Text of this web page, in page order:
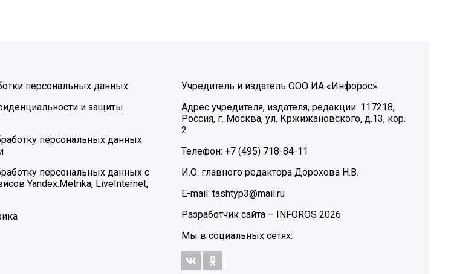
персональных данных
и защиты
персональных данных
персональных данных с
Yandex.Metrika, LiveInternet,
Учредитель и издатель ООО ИА «Инфорос».
Адрес учредителя, издателя, редакции: 117218,
Россия, г. Москва, ул. Кржижановского, д.13, кор.
2
Телефон: +7 (495) 718-84-11
И.О. главного редактора Дорохова Н.В.
E-mail: tashtyp3@mail.ru
Разработчик сайта – INFOROS 2026
Мы в социальных сетях: